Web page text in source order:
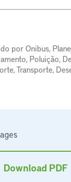
Download PDF
por Onibus,
Poluição,
Transporte,